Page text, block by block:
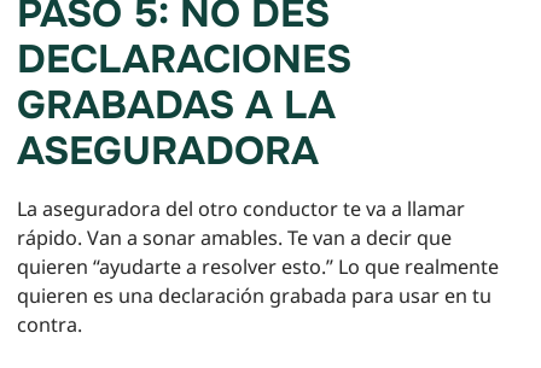
PASO 5: NO DES
DECLARACIONES
GRABADAS A LA
ASEGURADORA
La aseguradora del otro conductor te va a llamar
rápido. Van a sonar amables. Te van a decir que
quieren “ayudarte a resolver esto.” Lo que realmente
quieren es una declaración grabada para usar en tu
contra.